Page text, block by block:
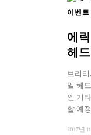
이벤
에
헤
브리
일 헤
인 기
할 예
2017년